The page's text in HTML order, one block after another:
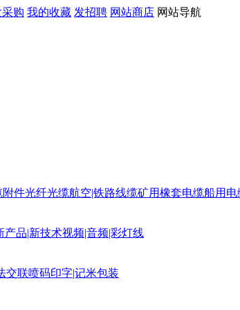
采购 我的收藏 发招聘 网站商店 网站导航
附件光纤光缆航空|铁路线缆矿用橡套电缆船用电
产品|新技术视频|音频|彩灯线
交联喷码印字|记米包装